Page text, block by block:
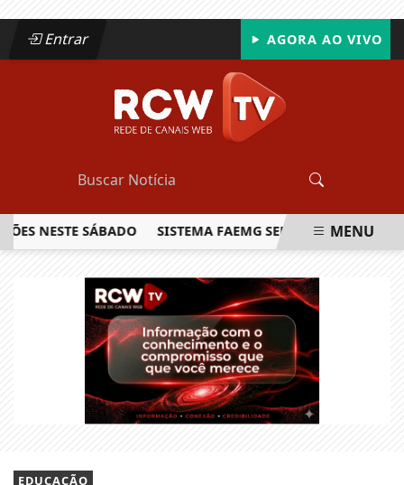
Entrar AGORA AO VIVO
SÁBADO SISTEMA FAEMG SENAR LANÇA OMENU
EDUCAÇÃO